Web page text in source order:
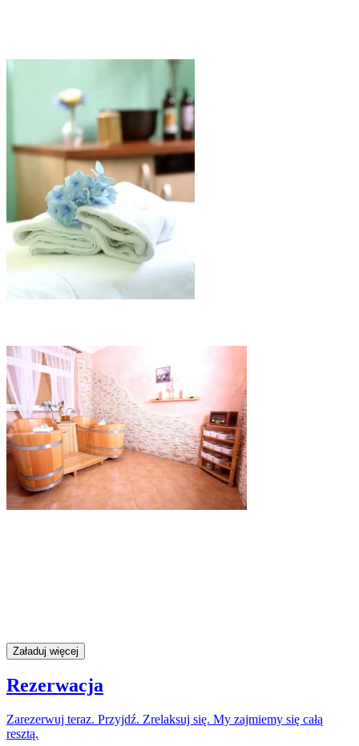
Załaduj więcej
Rezerwacja
Zarezerwuj teraz. Przyjdź. Zrelaksuj się. My zajmiemy się całą
resztą.